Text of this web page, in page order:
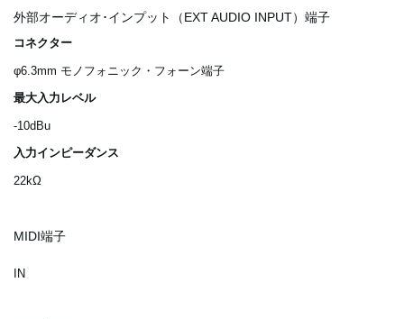
外部オーディオ･インプット（EXT AUDIO INPUT）端子
コネクター
φ6.3mm モノフォニック・フォーン端子
最大入力レベル
-10dBu
入力インピーダンス
22kΩ
MIDI端子
IN